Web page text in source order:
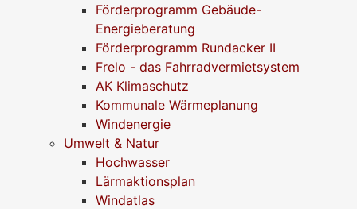
Förderprogramm Gebäude-
Energieberatung
Förderprogramm Rundacker II
Frelo - das Fahrradvermietsystem
AK Klimaschutz
Kommunale Wärmeplanung
Windenergie
Umwelt & Natur
Hochwasser
Lärmaktionsplan
Windatlas